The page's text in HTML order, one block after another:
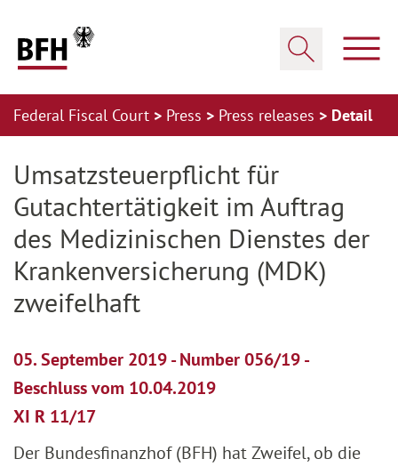
Federal Fiscal Court Press Press releases Detail
Umsatzsteuerpflicht für
Gutachtertätigkeit im Auftrag
des Medizinischen Dienstes der
Krankenversicherung (MDK)
zweifelhaft
05. September 2019 - Number 056/19 -
Beschluss vom 10.04.2019
XI R 11/17
Der Bundesfinanzhof (BFH) hat Zweifel, ob die